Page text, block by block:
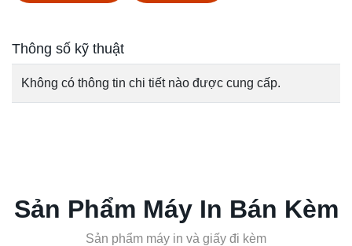
Thông số kỹ thuật
Không có thông tin chi tiết nào được cung cấp.
Sản Phẩm Máy In Bán Kèm
Sản phẩm máy in và giấy đi kèm